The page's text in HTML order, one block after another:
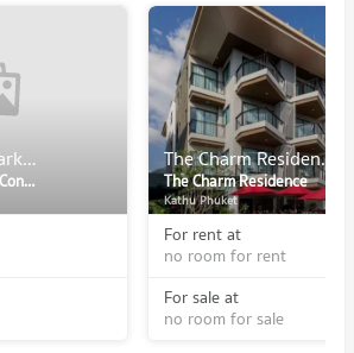
Phanason The Park Condominium (Patong)
Phanason The Park Condominium (Patong)
The Charm Residence
The Charm Residence
Kathu Phuket
For rent at
no room for rent
For sale at
no room for sale